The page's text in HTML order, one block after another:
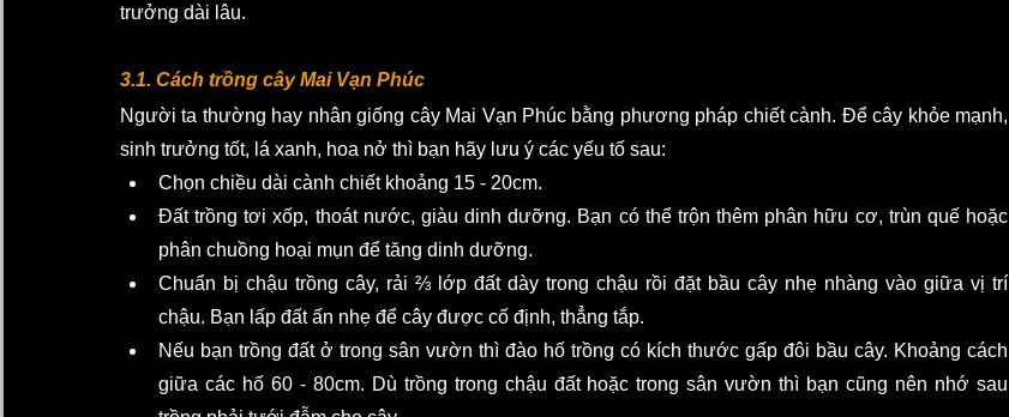
trưởng dài lâu.
3.1. Cách trồng cây Mai Vạn Phúc
Người ta thường hay nhân giống cây Mai Vạn Phúc bằng phương pháp chiết cành. Để cây khỏe mạnh,
sinh trưởng tốt, lá xanh, hoa nở thì bạn hãy lưu ý các yếu tố sau:
Chọn chiều dài cành chiết khoảng 15 - 20cm.
Đất trồng tơi xốp, thoát nước, giàu dinh dưỡng. Bạn có thể trộn thêm phân hữu cơ, trùn quế hoặc
phân chuồng hoại mụn để tăng dinh dưỡng.
Chuẩn bị chậu trồng cây, rải ⅔ lớp đất dày trong chậu rồi đặt bầu cây nhẹ nhàng vào giữa vị trí
chậu. Bạn lấp đất ấn nhẹ để cây được cố định, thẳng tắp.
Nếu bạn trồng đất ở trong sân vườn thì đào hố trồng có kích thước gấp đôi bầu cây. Khoảng cách
giữa các hố 60 - 80cm. Dù trồng trong chậu đất hoặc trong sân vườn thì bạn cũng nên nhớ sau